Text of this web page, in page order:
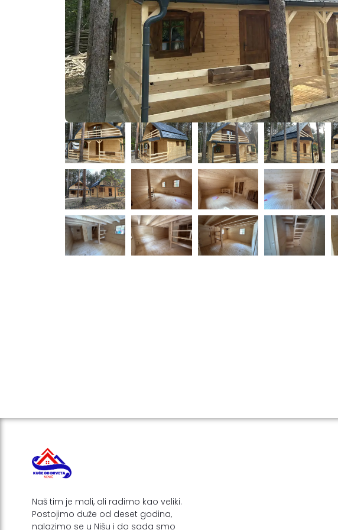
Naš tim je mali, ali radimo kao veliki.
Postojimo duže od deset godina,
nalazimo se u Nišu i do sada smo